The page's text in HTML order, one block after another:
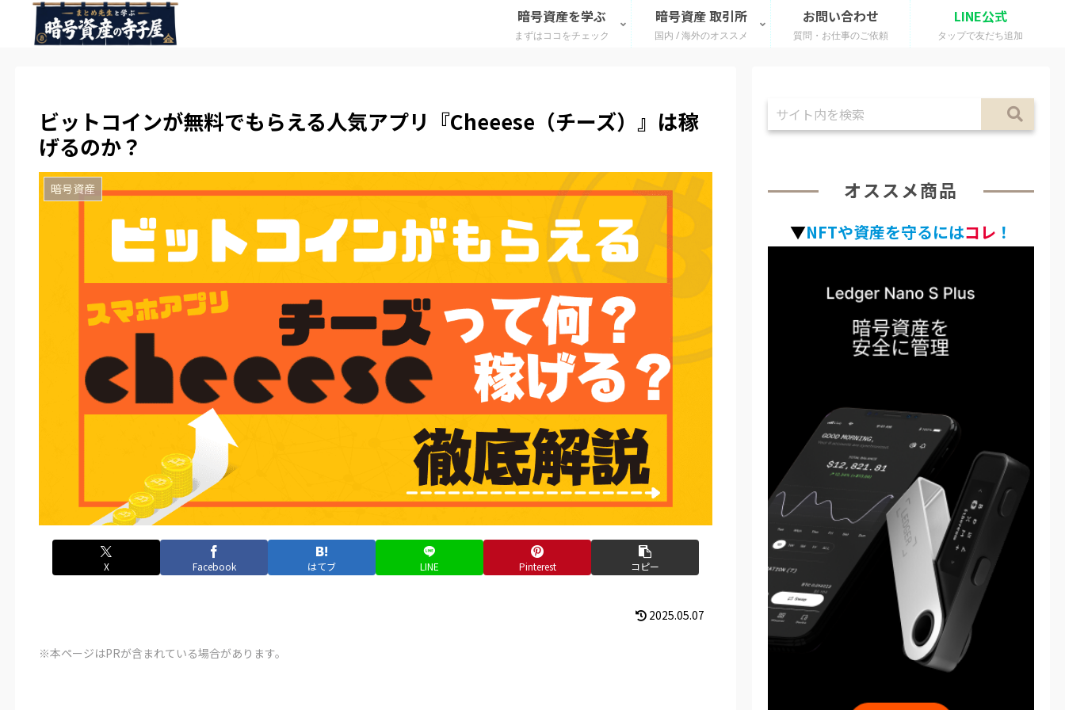
暗号資産を学ぶ
まずはココをチェック
暗号資産 取引所
国内 / 海外のオススメ
お問い合わせ
質問・お仕事のご依頼
LINE公式
タップで友だち追加
ビットコインが無料でもらえる人気アプリ『Cheeese（チーズ）』は稼
げるのか？
暗号資産
X Facebook はてブ LINE Pinterest コピー
2025.05.07
※本ページはPRが含まれている場合があります。
オススメ商品
▼NFTや資産を守るにはコレ ！